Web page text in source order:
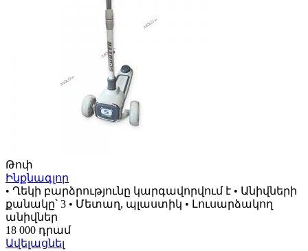
Թոփ
Ինքնագլոր
• Ղեկի բարձրությունը կարգավորվում է • Անիվների
քանակը՝ 3 • Մետաղ, պլաստիկ • Լուսարձակող
անիվներ
18 000 դրամ
Ավելացնել